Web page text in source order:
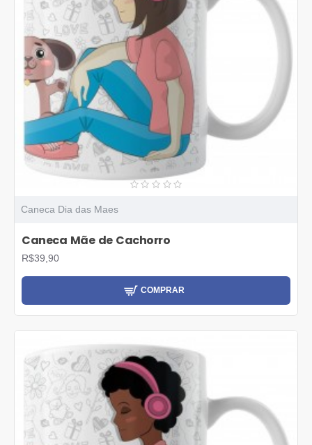
Caneca Dia das Maes
Caneca Mãe de Cachorro
R$39,90
COMPRAR